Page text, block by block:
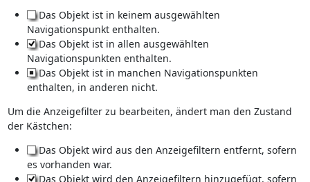
Das Objekt ist in keinem ausgewählten
Navigationspunkt enthalten.
Das Objekt ist in allen ausgewählten
Navigationspunkten enthalten.
Das Objekt ist in manchen Navigationspunkten
enthalten, in anderen nicht.
Um die Anzeigefilter zu bearbeiten, ändert man den Zustand
der Kästchen:
Das Objekt wird aus den Anzeigefiltern entfernt, sofern
es vorhanden war.
Das Objekt wird den Anzeigefiltern hinzugefügt, sofern